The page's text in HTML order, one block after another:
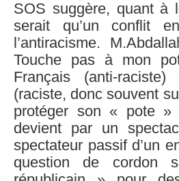
SOS suggère, quant à
serait qu’un conflit
l’antiracisme.
Touche pas à mon
Français (anti-
(raciste, donc souvent
protéger son « pote »
devient par un
spectateur passif d’un
question de cordon